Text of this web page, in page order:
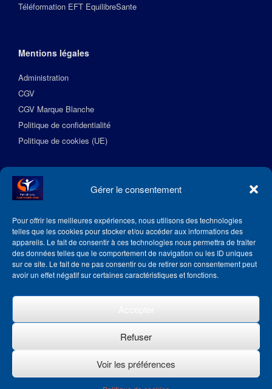
Gérer le consentement
Pour offrir les meilleures expériences, nous utilisons des technologies
telles que les cookies pour stocker et/ou accéder aux informations des
appareils. Le fait de consentir à ces technologies nous permettra de traiter
des données telles que le comportement de navigation ou les ID uniques
sur ce site. Le fait de ne pas consentir ou de retirer son consentement peut
avoir un effet négatif sur certaines caractéristiques et fonctions.
Refuser
Voir les préférences
Téléformation EFT EquilibreSante
Mentions légales
Administration
CGV
CGV Marque Blanche
Politique de confidentialité
Politique de cookies (UE)
Suivez l’Académie EquilibreSante
Theme bySiteOrigin